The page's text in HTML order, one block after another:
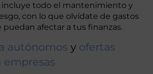
todo el mantenimiento y
con lo que olvídate de gastos
afectar a tus finanzas.
autónomos y ofertas
empresas